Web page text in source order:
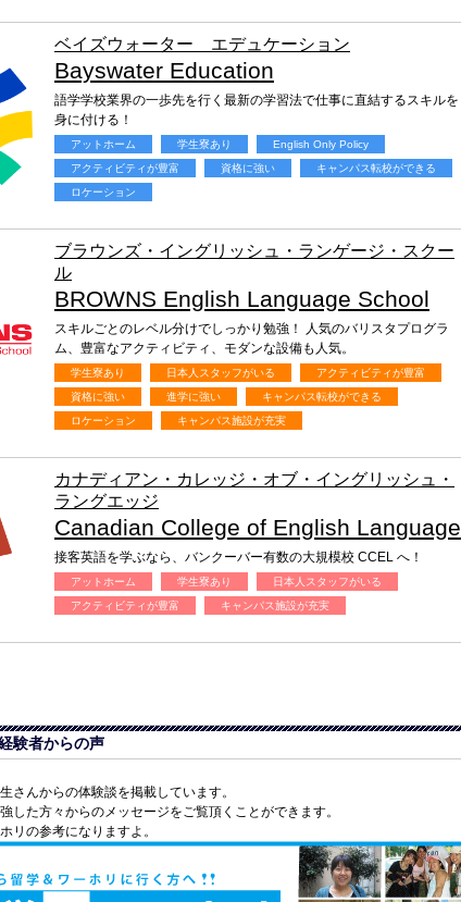
ベイズウォーター エデュケーション
Bayswater Education
語学学校業界の一歩先を行く最新の学習法で仕事に直結するスキルを
身に付ける！
アットホーム 学生寮あり
English Only Policy
アクティビティが豊富
資格に強い
キャンパス転校ができる
ロケーション
ブラウンズ・イングリッシュ・ランゲージ・スクー
ル
BROWNS English Language School
スキルごとのレベル分けでしっかり勉強！ 人気のバリスタプログラ
ム、豊富なアクティビティ、モダンな設備も人気。
学生寮あり 日本人スタッフがいる
アクティビティが豊富
資格に強い
進学に強い
キャンパス転校ができる
ロケーション
キャンパス施設が充実
カナディアン・カレッジ・オブ・イングリッシュ・
ラングエッジ
Canadian College of English Language
接客英語を学ぶなら、バンクーバー有数の大規模校 CCEL へ！
アットホーム 学生寮あり
日本人スタッフがいる
アクティビティが豊富
キャンパス施設が充実
験者からの声
さんからの体験談を掲載しています。
した方々からのメッセージをご覧頂くことができます。
リの参考になりますよ。